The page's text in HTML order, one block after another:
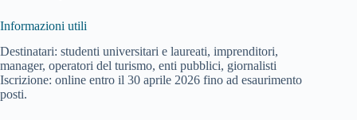
Informazioni utili
Destinatari: studenti universitari e laureati, imprenditori,
manager, operatori del turismo, enti pubblici, giornalisti
Iscrizione: online entro il 30 aprile 2026 fino ad esaurimento
posti.